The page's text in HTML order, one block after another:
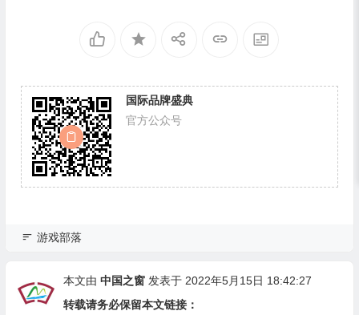
国际品牌盛典
官方公众号
游戏部落
本文由 中国之窗发表于 2022年5月15日 18:42:27
转载请务必保留本文链接：